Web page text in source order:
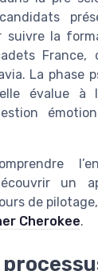
suivre la
La phase
évalue à
un
de
Cherokee.